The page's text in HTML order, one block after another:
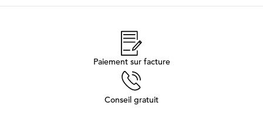
Paiement sur facture
Conseil gratuit